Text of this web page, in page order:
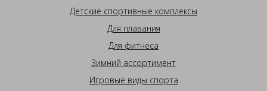
Детские спортивные комплексы
Для плавания
Для фитнеса
Зимний ассортимент
Игровые виды спорта